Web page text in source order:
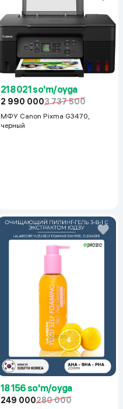
218 021 so'm/oyga
2 990 0003 737 500
МФУ Canon Pixma G3470,
черный
18 156 so'm/oyga
249 000280 000